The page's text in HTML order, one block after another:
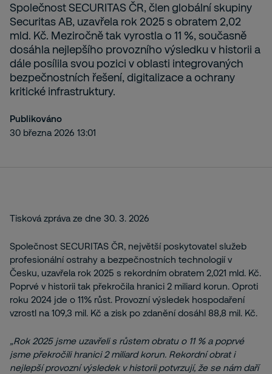
Společnost SECURITAS ČR, člen globální skupiny
Securitas AB, uzavřela rok 2025 s obratem 2,02
mld. Kč. Meziročně tak vyrostla o 11 %, současně
dosáhla nejlepšího provozního výsledku v historii a
dále posílila svou pozici v oblasti integrovaných
bezpečnostních řešení, digitalizace a ochrany
kritické infrastruktury.
Publikováno
30 března 2026 13:01
Tisková zpráva ze dne 30. 3. 2026
Společnost SECURITAS ČR, největší poskytovatel služeb
profesionální ostrahy a bezpečnostních technologií v
Česku, uzavřela rok 2025 s rekordním obratem 2,021 mld. Kč.
Poprvé v historii tak překročila hranici 2 miliard korun. Oproti
roku 2024 jde o 11% růst. Provozní výsledek hospodaření
vzrostl na 109,3 mil. Kč a zisk po zdanění dosáhl 88,8 mil. Kč.
„Rok 2025 jsme uzavřeli s růstem obratu o 11 % a poprvé
jsme překročili hranici 2 miliard korun. Rekordní obrat i
nejlepší provozní výsledek v historii potvrzují, že se nám daří